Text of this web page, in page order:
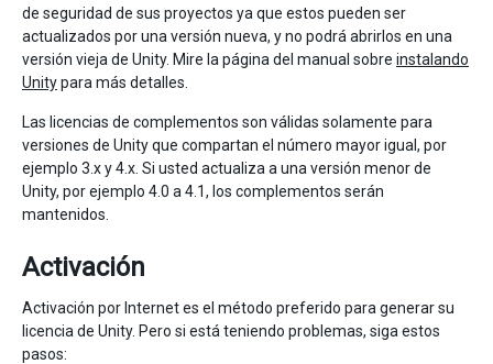
de seguridad de sus proyectos ya que estos pueden ser
actualizados por una versión nueva, y no podrá abrirlos en una
versión vieja de Unity. Mire la página del manual sobre instalando
Unitypara más detalles.
Las licencias de complementos son válidas solamente para
versiones de Unity que compartan el número mayor igual, por
ejemplo 3.x y 4.x. Si usted actualiza a una versión menor de
Unity, por ejemplo 4.0 a 4.1, los complementos serán
mantenidos.
Activación
Activación por Internet es el método preferido para generar su
licencia de Unity. Pero si está teniendo problemas, siga estos
pasos: